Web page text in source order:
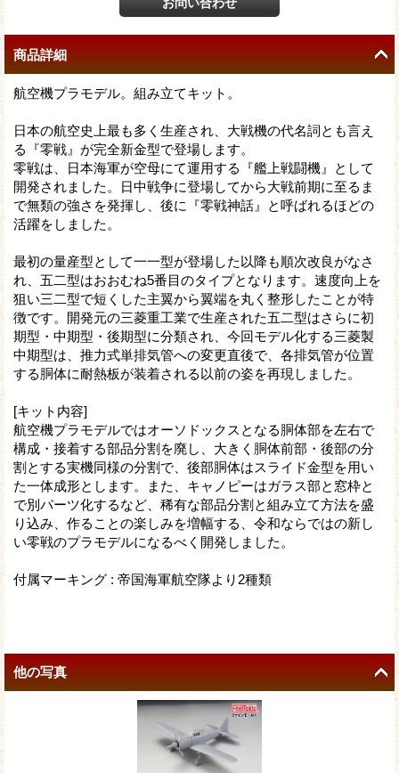
商品詳細
航空機プラモデル。組み立てキット。
日本の航空史上最も多く生産され、大戦機の代名詞とも言え
る『零戦』が完全新金型で登場します。
零戦は、日本海軍が空母にて運用する『艦上戦闘機』として
開発されました。日中戦争に登場してから大戦前期に至るま
で無類の強さを発揮し、後に『零戦神話』と呼ばれるほどの
活躍をしました。
最初の量産型として一一型が登場した以降も順次改良がなさ
れ、五二型はおおむね5番目のタイプとなります。速度向上を
狙い三二型で短くした主翼から翼端を丸く整形したことが特
徴です。開発元の三菱重工業で生産された五二型はさらに初
期型・中期型・後期型に分類され、今回モデル化する三菱製
中期型は、推力式単排気管への変更直後で、各排気管が位置
する胴体に耐熱板が装着される以前の姿を再現しました。
[キット内容]
航空機プラモデルではオーソドックスとなる胴体部を左右で
構成・接着する部品分割を廃し、大きく胴体前部・後部の分
割とする実機同様の分割で、後部胴体はスライド金型を用い
た一体成形とします。また、キャノピーはガラス部と窓枠と
で別パーツ化するなど、稀有な部品分割と組み立て方法を盛
り込み、作ることの楽しみを増幅する、令和ならではの新し
い零戦のプラモデルになるべく開発しました。
付属マーキング : 帝国海軍航空隊より2種類
他の写真